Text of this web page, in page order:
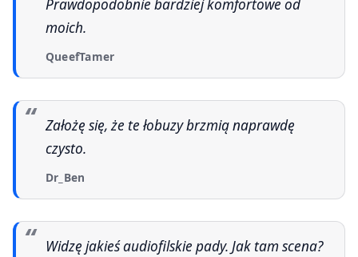
Prawdopodobnie bardziej komfortowe od
moich.
QueefTamer
Założę się, że te łobuzy brzmią naprawdę
czysto.
Dr_Ben
Widzę jakieś audiofilskie pady. Jak tam scena?